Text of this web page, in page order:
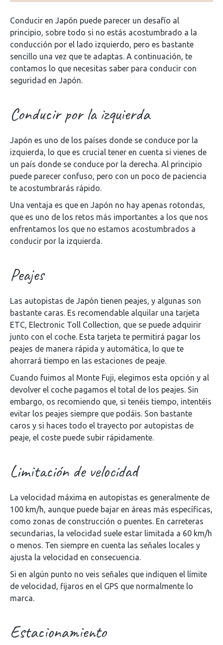
Conducir en Japón puede parecer un desafío al
principio, sobre todo si no estás acostumbrado a la
conducción por el lado izquierdo, pero es bastante
sencillo una vez que te adaptas. A continuación, te
contamos lo que necesitas saber para conducir con
seguridad en Japón.
Conducir por la izquierda
Japón es uno de los países donde se conduce por la
izquierda, lo que es crucial tener en cuenta si vienes de
un país donde se conduce por la derecha. Al principio
puede parecer confuso, pero con un poco de paciencia
te acostumbrarás rápido.
Una ventaja es que en Japón no hay apenas rotondas,
que es uno de los retos más importantes a los que nos
enfrentamos los que no estamos acostumbrados a
conducir por la izquierda.
Peajes
Las autopistas de Japón tienen peajes, y algunas son
bastante caras. Es recomendable alquilar una tarjeta
ETC, Electronic Toll Collection, que se puede adquirir
junto con el coche. Esta tarjeta te permitirá pagar los
peajes de manera rápida y automática, lo que te
ahorrará tiempo en las estaciones de peaje.
Cuando fuimos al Monte Fuji, elegimos esta opción y al
devolver el coche pagamos el total de los peajes. Sin
embargo, os recomiendo que, si tenéis tiempo, intentéis
evitar los peajes siempre que podáis. Son bastante
caros y si haces todo el trayecto por autopistas de
peaje, el coste puede subir rápidamente.
Limitación de velocidad
La velocidad máxima en autopistas es generalmente de
100 km/h, aunque puede bajar en áreas más específicas,
como zonas de construcción o puentes. En carreteras
secundarias, la velocidad suele estar limitada a 60 km/h
o menos. Ten siempre en cuenta las señales locales y
ajusta la velocidad en consecuencia.
Si en algún punto no veis señales que indiquen el límite
de velocidad, fijaros en el GPS que normalmente lo
marca.
Estacionamiento